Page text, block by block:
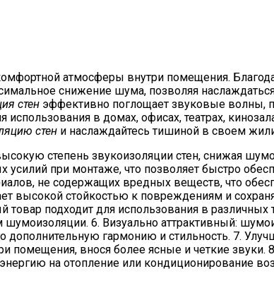
атмосферы внутри помещения.
снижение шума, позволяя
стен эффективно поглощает звуковые волны,
в домах, офисах, театрах,
стен и наслаждайтесь тишиной в своем
степень звукоизоляции стен, снижая
усилий при монтаже, что позволяет быстро
не содержащих вредных веществ, что
высокой стойкостью к повреждениям и
товар подходит для использования в
6. Визуально аттрактивный:
гармонию и стильность. 7.
внося более ясные и четкие звуки.
на отопление или кондиционирование